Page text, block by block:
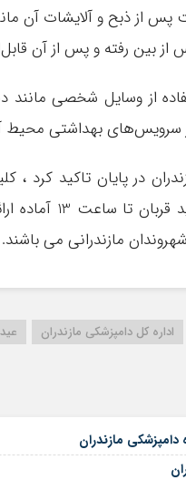
از وسایل شخصی
بهداشتی محیط
در پایان تاکید کرد ،
ساعت 19 و در
مازندرانی می باشند.
اداره کل دامپزشکی مازندران